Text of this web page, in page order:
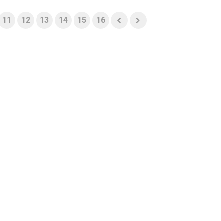
11 12 13 14 15 16